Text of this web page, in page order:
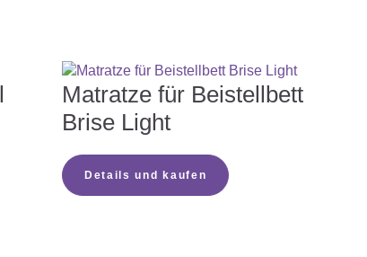

Matratze für Beistellbett
Brise Light
Details und kaufen